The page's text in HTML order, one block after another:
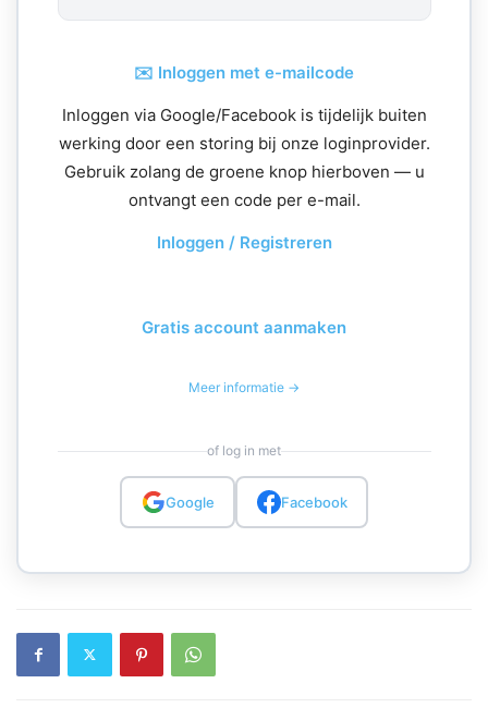
✉️ Inloggen met e-mailcode
Inloggen via Google/Facebook is tijdelijk buiten
werking door een storing bij onze loginprovider.
Gebruik zolang de groene knop hierboven — u
ontvangt een code per e-mail.
Inloggen / Registreren
Gratis account aanmaken
Meer informatie →
of log in met
Google Facebook